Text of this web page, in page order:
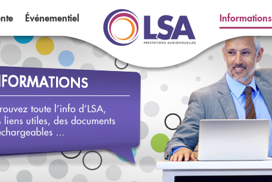
Événementiel Informations